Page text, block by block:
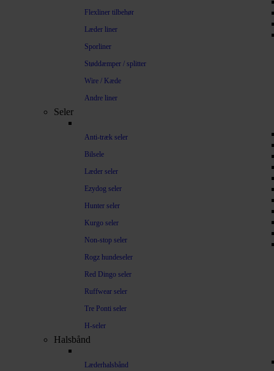
Flexliner tilbehør
Læder liner
Sporliner
Støddæmper / splitter
Wire / Kæde
Andre liner
Seler
Anti-træk seler
Bilsele
Læder seler
Ezydog seler
Hunter seler
Kurgo seler
Non-stop seler
Rogz hundeseler
Red Dingo seler
Ruffwear seler
Tre Ponti seler
H-seler
Halsbånd
Læderhalsbånd